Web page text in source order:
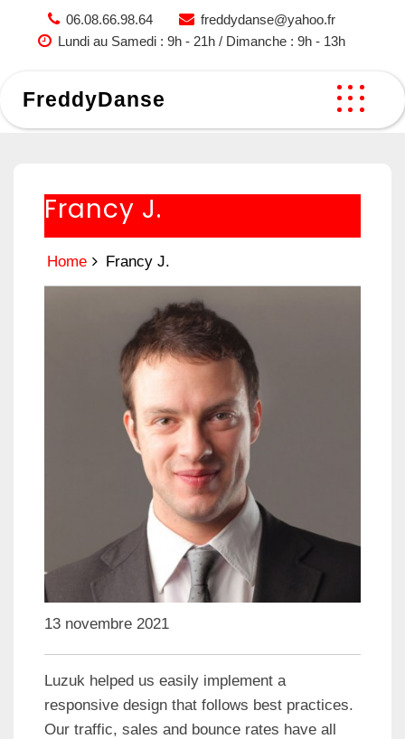
06.08.66.98.64
freddydanse@yahoo.fr
Lundi au Samedi : 9h - 21h / Dimanche : 9h - 13h
FreddyDanse
Francy J.
Home Francy J.
13 novembre 2021
Luzuk helped us easily implement a
responsive design that follows best practices.
Our traffic, sales and bounce rates have all